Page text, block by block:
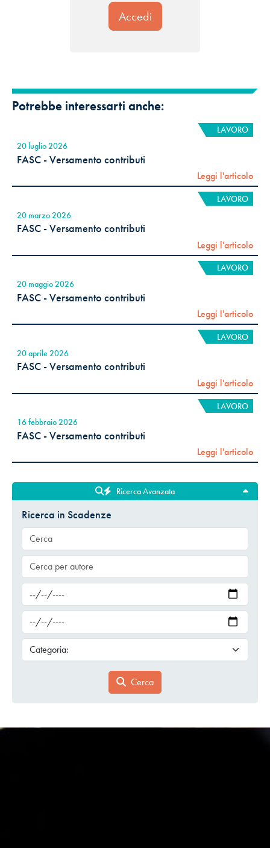
Potrebbe interessarti anche:
LAVORO
20 luglio 2026
FASC - Versamento contributi
Leggi l'articolo
LAVORO
20 marzo 2026
FASC - Versamento contributi
Leggi l'articolo
LAVORO
20 maggio 2026
FASC - Versamento contributi
Leggi l'articolo
LAVORO
20 aprile 2026
FASC - Versamento contributi
Leggi l'articolo
LAVORO
16 febbraio 2026
FASC - Versamento contributi
Leggi l'articolo
Ricerca Avanzata
Ricerca in Scadenze
Cerca